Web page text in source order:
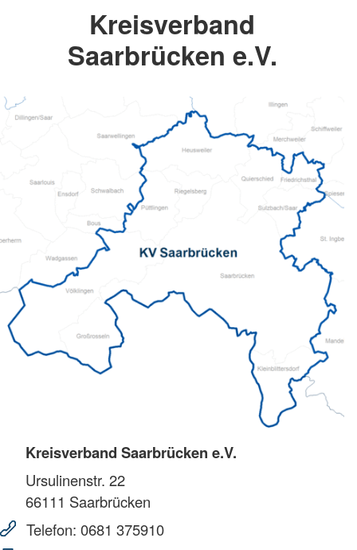
Kreisverband
Saarbrücken e.V.
Kreisverband Saarbrücken e.V.
Ursulinenstr. 22
66111 Saarbrücken
Telefon: 0681 375910